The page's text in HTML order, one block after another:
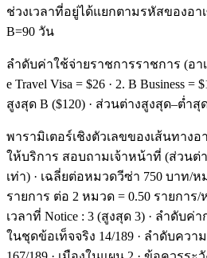
ช่วงเวลาที่อยู่ได้แยกตามรหัสของอา
B=90 วัน
ลำดับค่าใช้จ่ายราชการราชการ (อา
e Travel Visa = $26 · 2. B Business =
สูงสุด B ($120) · ส่วนต่างสูงสุด–ต่ำสุ
พารามิเตอร์เชิงตัวเลขของเส้นทาง
ให้บริการ สอบถามเจ้าหน้าที่ (ส่วนต่า
เท่า) · เฉลี่ยต่อหมวดวีซ่า 750 บาท/หม
รายการ ต่อ 2 หมวด = 0.50 รายการ
เวลาที่ Notice : 3 (สูงสุด 3) · ลำดับค่
ในชุดข้อเท็จจริง 14/189 · ลำดับควา